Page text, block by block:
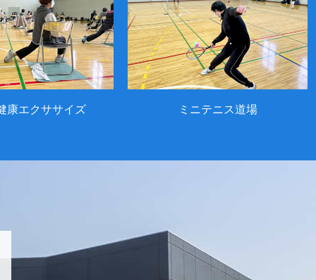
康エクササイズ ミニテニス道場